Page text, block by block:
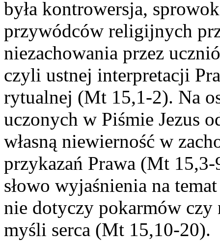
była kontrowersja,
przywódców religijnych
niezachowania przez
czyli ustnej interpretacji
rytualnej (Mt 15,1-2). Na
uczonych w Piśmie Jezus
własną niewierność w
przykazań Prawa (Mt
słowo wyjaśnienia na
nie dotyczy pokarmów
myśli serca (Mt 15,10-20).